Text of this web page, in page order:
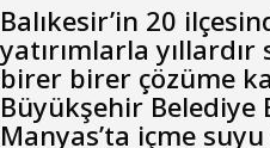
Balıkesir’in 20
yatırımlarla
birer birer çözüme
Büyükşehir Belediye
Manyas’ta içme